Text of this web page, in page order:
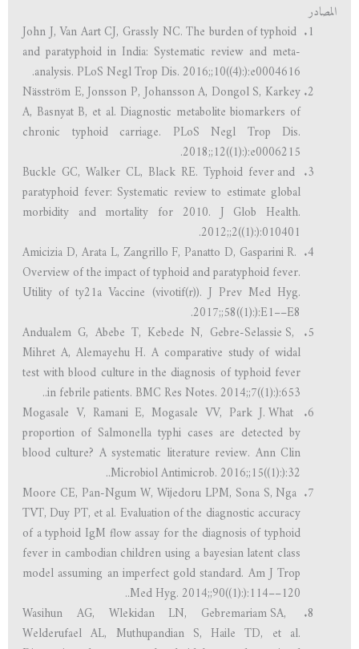
المصادر
John J, Van Aart CJ, Grassly NC. The burden of typhoid
and paratyphoid in India: Systematic review and meta-
analysis. PLoS Negl Trop Dis. 2016;;10((4):):e0004616.
Näsström E, Jonsson P, Johansson A, Dongol S, Karkey
A, Basnyat B, et al. Diagnostic metabolite biomarkers of
chronic typhoid carriage. PLoS Negl Trop Dis.
2018;;12((1):):e0006215.
Buckle GC, Walker CL, Black RE. Typhoid fever and
paratyphoid fever: Systematic review to estimate global
morbidity and mortality for 2010. J Glob Health.
2012;;2((1):):010401.
Amicizia D, Arata L, Zangrillo F, Panatto D, Gasparini R.
Overview of the impact of typhoid and paratyphoid fever.
Utility of ty21a Vaccine (vivotif(r)). J Prev Med Hyg.
2017;;58((1):):E1––E8.
Andualem G, Abebe T, Kebede N, Gebre-Selassie S,
Mihret A, Alemayehu H. A comparative study of widal
test with blood culture in the diagnosis of typhoid fever
in febrile patients. BMC Res Notes. 2014;;7((1):):653..
Mogasale V, Ramani E, Mogasale VV, Park J. What
proportion of Salmonella typhi cases are detected by
blood culture? A systematic literature review. Ann Clin
Microbiol Antimicrob. 2016;;15((1):):32..
Moore CE, Pan-Ngum W, Wijedoru LPM, Sona S, Nga
TVT, Duy PT, et al. Evaluation of the diagnostic accuracy
of a typhoid IgM flow assay for the diagnosis of typhoid
fever in cambodian children using a bayesian latent class
model assuming an imperfect gold standard. Am J Trop
Med Hyg. 2014;;90((1):):114––120..
Wasihun AG, Wlekidan LN, Gebremariam SA,
Welderufael AL, Muthupandian S, Haile TD, et al.